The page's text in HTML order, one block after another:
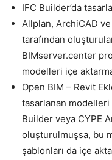
IFC Builder’da
Allplan, ArchiCAD
tarafından
BIMserver.center
modelleri içe
Open BIM – Revit
tasarlanan modelleri
Builder veya CYPE
oluşturulmuşsa, bu
şablonları da içe